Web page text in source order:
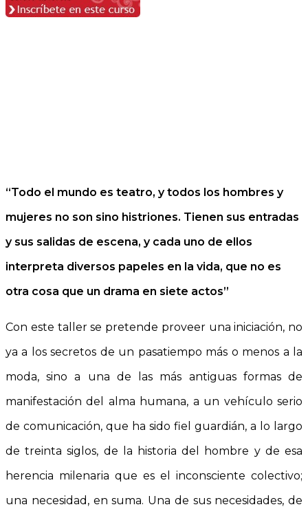
“Todo el mundo es teatro, y todos los hombres y
mujeres no son sino histriones. Tienen sus entradas
y sus salidas de escena, y cada uno de ellos
interpreta diversos papeles en la vida, que no es
otra cosa que un drama en siete actos”
Con este taller se pretende proveer una iniciación, no
ya a los secretos de un pasatiempo más o menos a la
moda, sino a una de las más antiguas formas de
manifestación del alma humana, a un vehículo serio
de comunicación, que ha sido fiel guardián, a lo largo
de treinta siglos, de la historia del hombre y de esa
herencia milenaria que es el inconsciente colectivo;
una necesidad, en suma. Una de sus necesidades, de